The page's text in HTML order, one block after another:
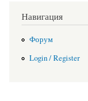
Навигация
Форум
Login / Register